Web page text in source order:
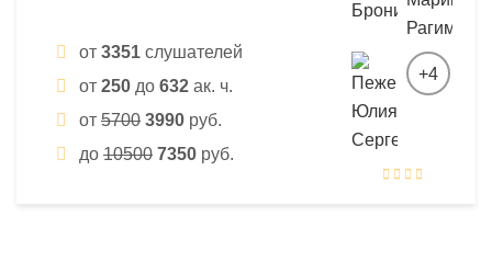
от 3351 слушателей
от 250 до 632 ак. ч.
от 5700 3990 руб.
до 10500 7350 руб.
+4